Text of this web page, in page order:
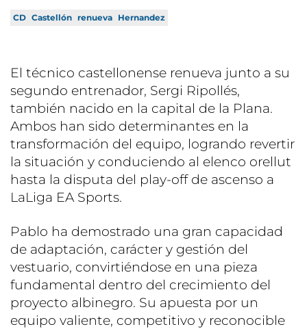
CD Castellón renueva Hernandez
El técnico castellonense renueva junto a su
segundo entrenador, Sergi Ripollés,
también nacido en la capital de la Plana.
Ambos han sido determinantes en la
transformación del equipo, logrando revertir
la situación y conduciendo al elenco orellut
hasta la disputa del play-off de ascenso a
LaLiga EA Sports.
Pablo ha demostrado una gran capacidad
de adaptación, carácter y gestión del
vestuario, convirtiéndose en una pieza
fundamental dentro del crecimiento del
proyecto albinegro. Su apuesta por un
equipo valiente, competitivo y reconocible